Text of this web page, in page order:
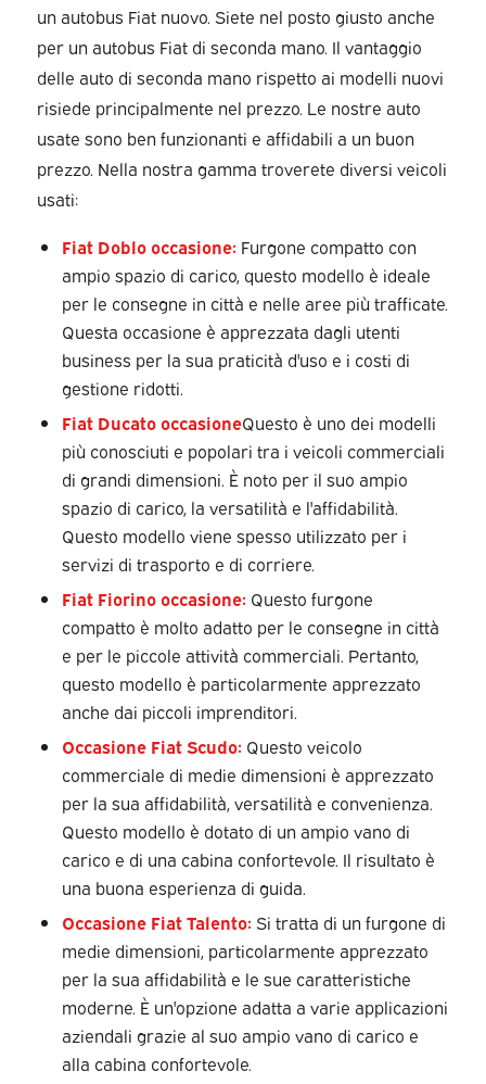
un autobus Fiat nuovo. Siete nel posto giusto anche
per un autobus Fiat di seconda mano. Il vantaggio
delle auto di seconda mano rispetto ai modelli nuovi
risiede principalmente nel prezzo. Le nostre auto
usate sono ben funzionanti e affidabili a un buon
prezzo. Nella nostra gamma troverete diversi veicoli
usati:
Fiat Doblo occasione: Furgone compatto con
ampio spazio di carico, questo modello è ideale
per le consegne in città e nelle aree più trafficate.
Questa occasione è apprezzata dagli utenti
business per la sua praticità d'uso e i costi di
gestione ridotti.
Fiat Ducato occasioneQuesto è uno dei modelli
più conosciuti e popolari tra i veicoli commerciali
di grandi dimensioni. È noto per il suo ampio
spazio di carico, la versatilità e l'affidabilità.
Questo modello viene spesso utilizzato per i
servizi di trasporto e di corriere.
Fiat Fiorino occasione: Questo furgone
compatto è molto adatto per le consegne in città
e per le piccole attività commerciali. Pertanto,
questo modello è particolarmente apprezzato
anche dai piccoli imprenditori.
Occasione Fiat Scudo: Questo veicolo
commerciale di medie dimensioni è apprezzato
per la sua affidabilità, versatilità e convenienza.
Questo modello è dotato di un ampio vano di
carico e di una cabina confortevole. Il risultato è
una buona esperienza di guida.
Occasione Fiat Talento: Si tratta di un furgone di
medie dimensioni, particolarmente apprezzato
per la sua affidabilità e le sue caratteristiche
moderne. È un'opzione adatta a varie applicazioni
aziendali grazie al suo ampio vano di carico e
alla cabina confortevole.